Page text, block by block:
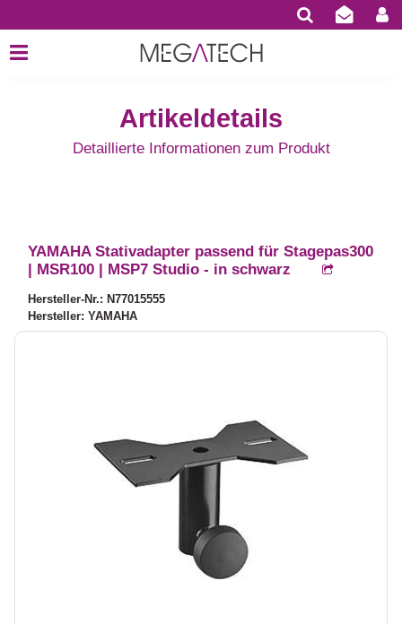
Artikeldetails
Detaillierte Informationen zum Produkt
YAMAHA Stativadapter passend für Stagepas300
| MSR100 | MSP7 Studio - in schwarz
Hersteller-Nr.: N77015555
Hersteller: YAMAHA